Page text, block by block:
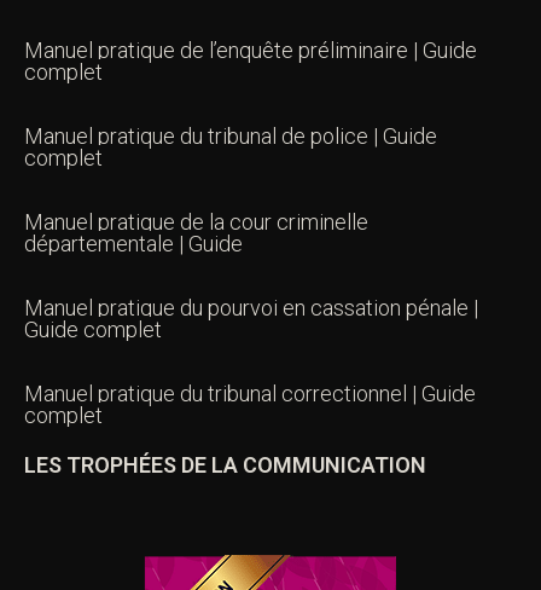
Manuel pratique de l’enquête préliminaire | Guide
complet
Manuel pratique du tribunal de police | Guide
complet
Manuel pratique de la cour criminelle
départementale | Guide
Manuel pratique du pourvoi en cassation pénale |
Guide complet
Manuel pratique du tribunal correctionnel | Guide
complet
LES TROPHÉES DE LA COMMUNICATION